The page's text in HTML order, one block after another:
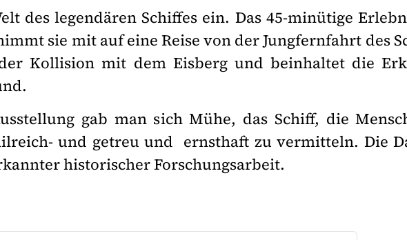
des legendären Schiffes ein. Das 45-minütige
sie mit auf eine Reise von der Jungfernfahrt des
Kollision mit dem Eisberg und beinhaltet die
gab man sich Mühe, das Schiff, die
und getreu und ernsthaft zu vermitteln. Die
historischer Forschungsarbeit.